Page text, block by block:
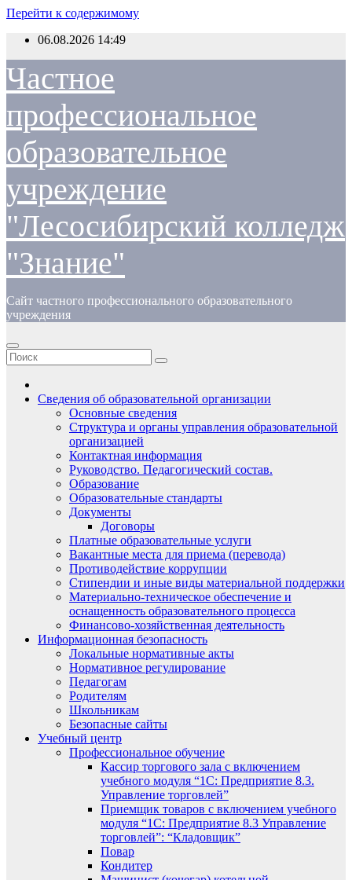
Перейти к содержимому
06.08.2026 14:49
Частное
профессиональное
образовательное
учреждение
"Лесосибирский колледж
"Знание"
Сайт частного профессионального образовательного
учреждения
Сведения об образовательной организации
Основные сведения
Структура и органы управления образовательной
организацией
Контактная информация
Руководство. Педагогический состав.
Образование
Образовательные стандарты
Документы
Договоры
Платные образовательные услуги
Вакантные места для приема (перевода)
Противодействие коррупции
Стипендии и иные виды материальной поддержки
Материально-техническое обеспечение и
оснащенность образовательного процесса
Финансово-хозяйственная деятельность
Информационная безопасность
Локальные нормативные акты
Нормативное регулирование
Педагогам
Родителям
Школьникам
Безопасные сайты
Учебный центр
Профессиональное обучение
Кассир торгового зала с включением
учебного модуля “1С: Предприятие 8.3.
Управление торговлей”
Приемщик товаров с включением учебного
модуля “1С: Предприятие 8.3 Управление
торговлей”: “Кладовщик”
Повар
Кондитер